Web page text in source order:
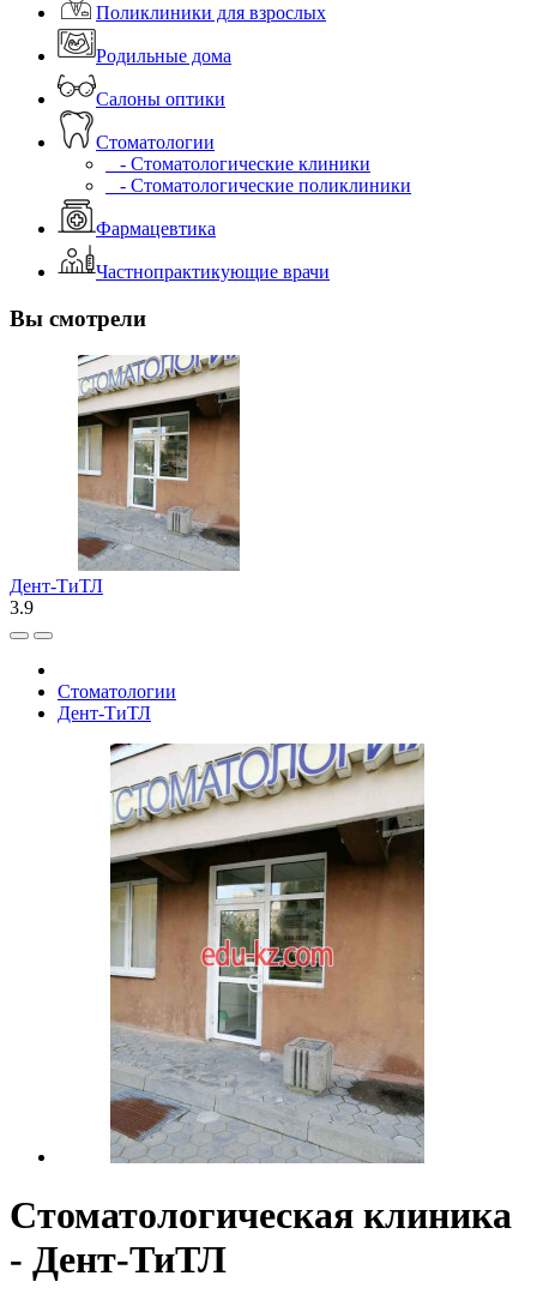
Поликлиники для взрослых
Родильные дома
Салоны оптики
Стоматологии
- Стоматологические клиники
- Стоматологические поликлиники
Фармацевтика
Частнопрактикующие врачи
Вы смотрели
Дент-ТиТЛ
3.9
Стоматологии
Дент-ТиТЛ
Стоматологическая клиника
- Дент-ТиТЛ